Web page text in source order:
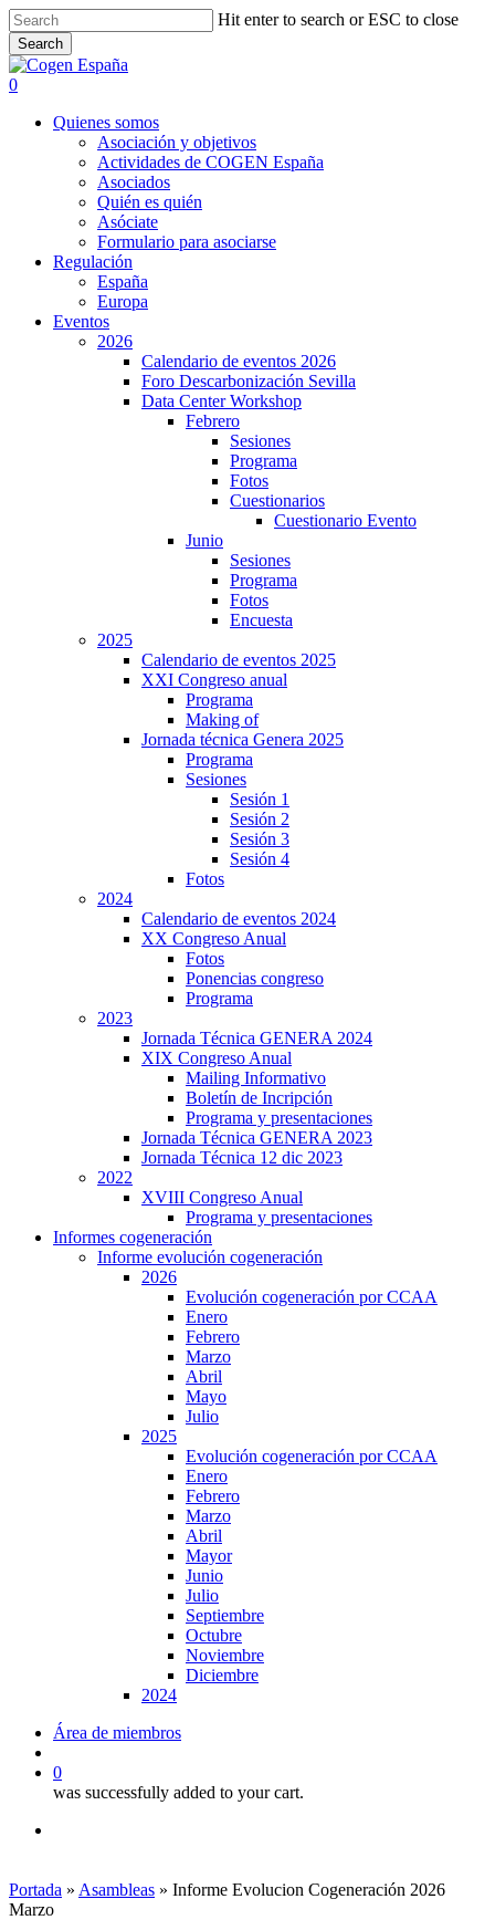
Skip
to
main
content
Hit enter to search or ESC to close
Search
Close
Search
search
0
Quienes somos
Asociación y objetivos
Actividades de COGEN España
Asociados
Quién es quién
Asóciate
Formulario para asociarse
Regulación
España
Europa
Eventos
2026
Calendario de eventos 2026
Foro Descarbonización Sevilla
Data Center Workshop
Febrero
Sesiones
Programa
Fotos
Cuestionarios
Cuestionario Evento
Junio
Sesiones
Programa
Fotos
Encuesta
2025
Calendario de eventos 2025
XXI Congreso anual
Programa
Making of
Jornada técnica Genera 2025
Programa
Sesiones
Sesión 1
Sesión 2
Sesión 3
Sesión 4
Fotos
2024
Calendario de eventos 2024
XX Congreso Anual
Fotos
Ponencias congreso
Programa
2023
Jornada Técnica GENERA 2024
XIX Congreso Anual
Mailing Informativo
Boletín de Incripción
Programa y presentaciones
Jornada Técnica GENERA 2023
Jornada Técnica 12 dic 2023
2022
XVIII Congreso Anual
Programa y presentaciones
Informes cogeneración
Informe evolución cogeneración
2026
Evolución cogeneración por CCAA
Enero
Febrero
Marzo
Abril
Mayo
Julio
2025
Evolución cogeneración por CCAA
Enero
Febrero
Marzo
Abril
Mayor
Junio
Julio
Septiembre
Octubre
Noviembre
Diciembre
2024
Área de miembros
0
was successfully added to your cart.
Portada » Asambleas » Informe Evolucion Cogeneración 2026
Marzo